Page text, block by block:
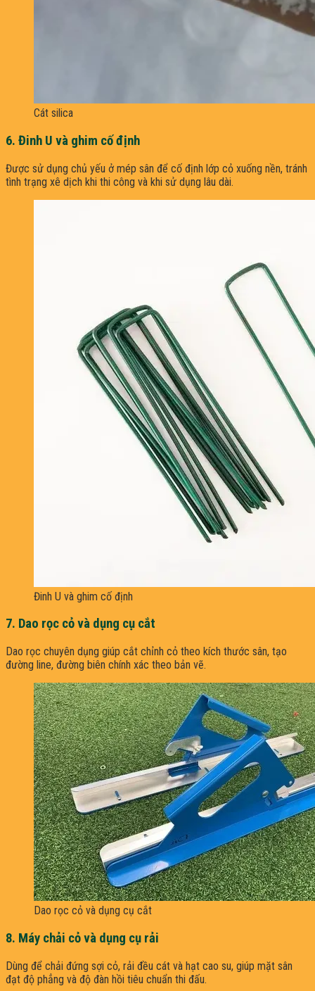
Cát silica
6. Đinh U và ghim cố định
Được sử dụng chủ yếu ở mép sân để cố định lớp cỏ xuống nền, tránh
tình trạng xê dịch khi thi công và khi sử dụng lâu dài.
Đinh U và ghim cố định
7. Dao rọc cỏ và dụng cụ cắt
Dao rọc chuyên dụng giúp cắt chỉnh cỏ theo kích thước sân, tạo
đường line, đường biên chính xác theo bản vẽ.
Dao rọc cỏ và dụng cụ cắt
8. Máy chải cỏ và dụng cụ rải
Dùng để chải đứng sợi cỏ, rải đều cát và hạt cao su, giúp mặt sân
đạt độ phẳng và độ đàn hồi tiêu chuẩn thi đấu.